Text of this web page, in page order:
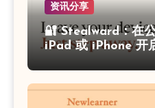
资讯分享
🔐 Stealward：在
iPad 或 iPhone 开